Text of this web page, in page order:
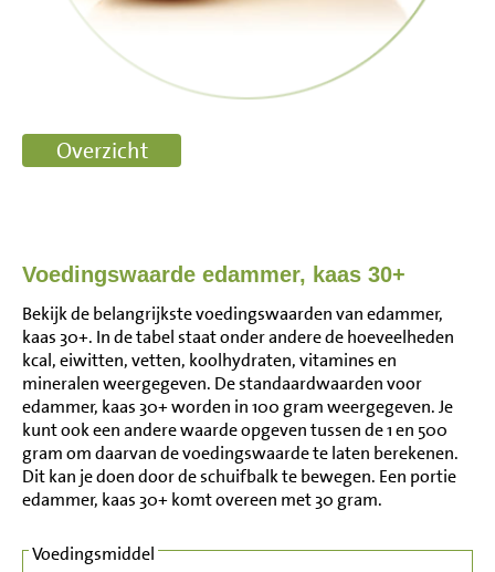
Voedingswaarde edammer, kaas 30+
Bekijk de belangrijkste voedingswaarden van edammer,
kaas 30+. In de tabel staat onder andere de hoeveelheden
kcal, eiwitten, vetten, koolhydraten, vitamines en
mineralen weergegeven. De standaardwaarden voor
edammer, kaas 30+ worden in 100 gram weergegeven. Je
kunt ook een andere waarde opgeven tussen de 1 en 500
gram om daarvan de voedingswaarde te laten berekenen.
Dit kan je doen door de schuifbalk te bewegen. Een portie
edammer, kaas 30+ komt overeen met 30 gram.
Voedingsmiddel